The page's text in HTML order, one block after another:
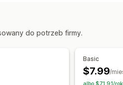
Kolory
mobilnych
Planowanie
do potrzeb firmy.
Basic
$7.99/